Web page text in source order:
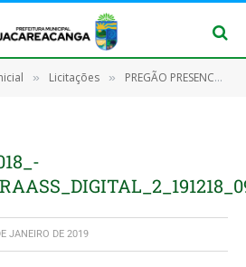
» Licitações » PREGÃO PRESENCIAL Nº 034/2018-SRP
JANEIRO DE 2019